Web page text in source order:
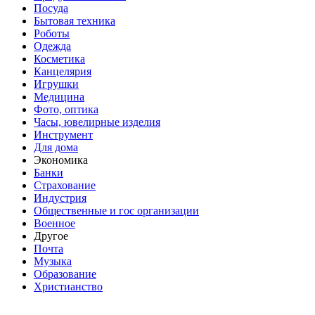
Посуда
Бытовая техника
Роботы
Одежда
Косметика
Канцелярия
Игрушки
Медицина
Фото, оптика
Часы, ювелирные изделия
Инструмент
Для дома
Экономика
Банки
Страхование
Индустрия
Общественные и гос организации
Военное
Другое
Почта
Музыка
Образование
Христианство